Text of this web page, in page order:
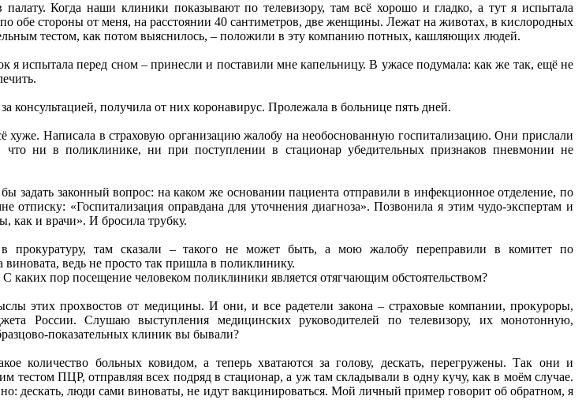
Когда наши клиники показывают по телевизору, там всё хорошо и гладко, а тут я испытала
обе стороны от меня, на расстоянии 40 сантиметров, две женщины. Лежат на животах, в кислородных
тестом, как потом выяснилось, – положили в эту компанию потных, кашляющих людей.
я испытала перед сном – принесли и поставили мне капельницу. В ужасе подумала: как же так, ещё не
консультацией, получила от них коронавирус. Пролежала в больнице пять дней.
Написала в страховую организацию жалобу на необоснованную госпитализацию. Они прислали
что ни в поликлинике, ни при поступлении в стационар убедительных признаков пневмонии не
задать законный вопрос: на каком же основании пациента отправили в инфекционное отделение, по
отписку: «Госпитализация оправдана для уточнения диагноза». Позвонила я этим чудо-экспертам и
как и врачи». И бросила трубку.
прокуратуру, там сказали – такого не может быть, а мою жалобу переправили в комитет по
ведь не просто так пришла в поликлинику.
каких пор посещение человеком поликлиники является отягчающим обстоятельством?
этих прохвостов от медицины. И они, и все радетели закона – страховые компании, прокуроры,
России. Слушаю выступления медицинских руководителей по телевизору, их монотонную,
показательных клиник вы бывали?
количество больных ковидом, а теперь хватаются за голову, дескать, перегружены. Так они и
тестом ПЦР, отправляя всех подряд в стационар, а уж там складывали в одну кучу, как в моём случае.
дескать, люди сами виноваты, не идут вакцинироваться. Мой личный пример говорит об обратном, я